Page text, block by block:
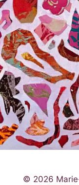
© 2026